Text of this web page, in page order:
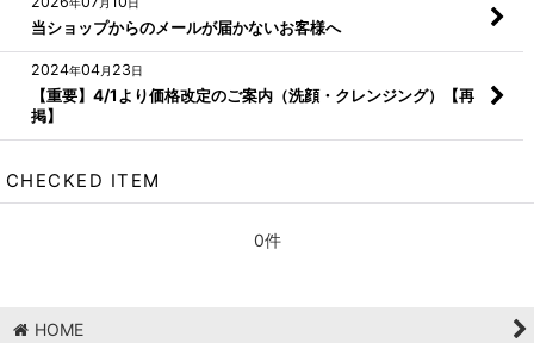
年 月 日
当ショップからのメールが届かないお客様へ
2024年04月 23日
【重要】4/1より価格改定のご案内（洗顔・クレンジング）【再
掲】
CHECKED ITEM
0件
HOME